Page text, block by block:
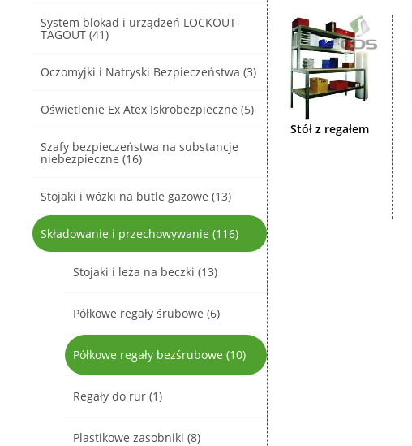
System blokad i urządzeń LOCKOUT-
TAGOUT (41)
Oczomyjki i Natryski Bezpieczeństwa (3)
Oświetlenie Ex Atex Iskrobezpieczne (5)
Szafy bezpieczeństwa na substancje
niebezpieczne (16)
Stojaki i wózki na butle gazowe (13)
Składowanie i przechowywanie (116)
Stojaki i leża na beczki (13)
Półkowe regały śrubowe (6)
Półkowe regały bezśrubowe (10)
Regały do rur (1)
Plastikowe zasobniki (8)
Stół z regałem